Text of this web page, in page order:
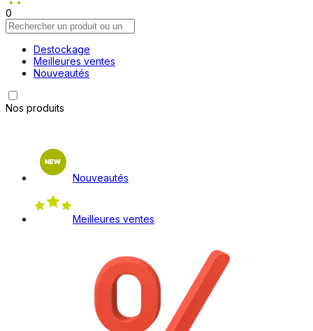
0
Destockage
Meilleures ventes
Nouveautés
Nos produits
Nouveautés
Meilleures ventes